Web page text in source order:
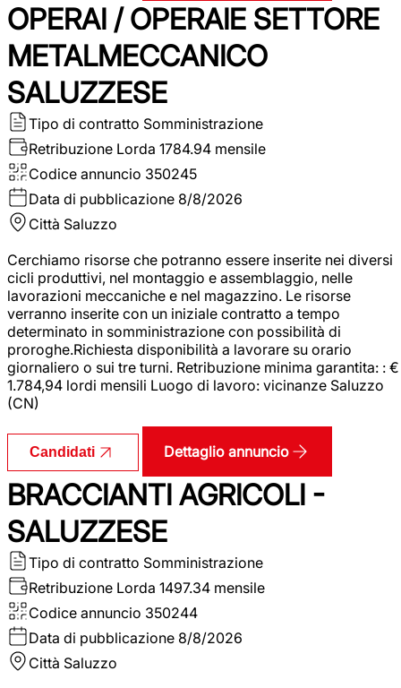
OPERAI / OPERAIE SETTORE
METALMECCANICO
SALUZZESE
Tipo di contratto Somministrazione
Retribuzione Lorda 1784.94 mensile
Codice annuncio 350245
Data di pubblicazione 8/8/2026
Città Saluzzo
Cerchiamo risorse che potranno essere inserite nei diversi
cicli produttivi, nel montaggio e assemblaggio, nelle
lavorazioni meccaniche e nel magazzino. Le risorse
verranno inserite con un iniziale contratto a tempo
determinato in somministrazione con possibilità di
proroghe.Richiesta disponibilità a lavorare su orario
giornaliero o sui tre turni. Retribuzione minima garantita: : €
1.784,94 lordi mensili Luogo di lavoro: vicinanze Saluzzo
(CN)
Candidati Dettaglio annuncio
BRACCIANTI AGRICOLI -
SALUZZESE
Tipo di contratto Somministrazione
Retribuzione Lorda 1497.34 mensile
Codice annuncio 350244
Data di pubblicazione 8/8/2026
Città Saluzzo